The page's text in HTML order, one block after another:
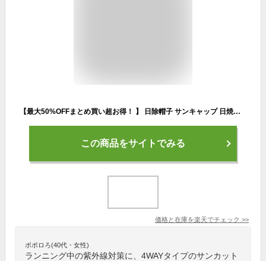
【最大50%OFFまとめ買い超お得！ 】 日除帽子 サンキャップ 日焼け防止 帽子 釣り フェイスカバー キャップ スポーツ レディース 襟足カバー付き フェイスカバー付き帽子 洗濯物 紫外線対策 女性 日差しガード ランニング帽子 日除農作業 日除け帽子 日よけ帽子
この商品をサイトでみる
価格と在庫を楽天でチェック >>
ポポロろ(40代・女性)
ランニング中の紫外線対策に、4WAYタイプのサンカット